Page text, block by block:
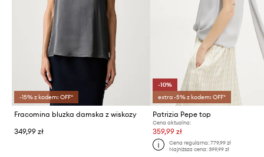
-15% z kodem: OFF*
Fracomina bluzka damska z wiskozy
349,99 zł
-10%
extra -5% z kodem: OFF*
Patrizia Pepe top
Cena aktualna:
359,99 zł
Cena regularna: 779,99 zł
Najniższa cena: 399,99 zł